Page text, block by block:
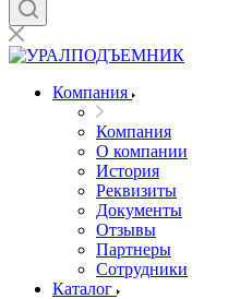
Компания
Компания
О компании
История
Реквизиты
Документы
Отзывы
Партнеры
Сотрудники
Каталог